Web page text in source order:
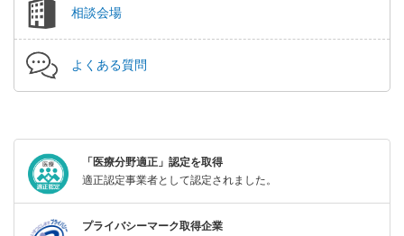
相談会場
よくある質問
「医療分野適正」認定を取得
適正認定事業者として認定されました。
プライバシーマーク取得企業